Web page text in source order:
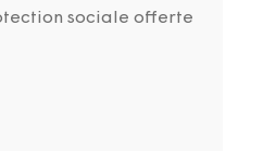
sociale offerte